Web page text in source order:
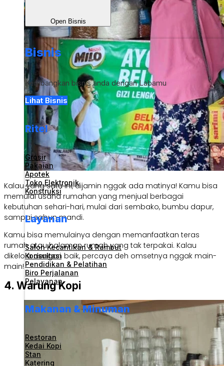
Open Bisnis
Bisnis
Kembangkan bisnis anda dengan Labamu
Lihat Bisnis
Ritel
Grosir
Pakaian
Apotek
Toko Elektronik
Konstruksi
Layanan
Salon Kecantikan & Rambut
Konsultasi
Pendidikan & Pelatihan
Biro Perjalanan
Pelayanan
Makanan & Minuman
Restoran
Kedai Kopi
Stan
Katering
Kalau yang satu ini, dijamin nggak ada matinya! Kamu bisa
memulai usaha rumahan yang menjual berbagai
kebutuhan sehari-hari, mulai dari sembako, bumbu dapur,
sampai sabun mandi.
Kamu bisa memulainya dengan memanfaatkan teras
rumah atau halaman rumah yang tak terpakai. Kalau
dikelola dengan baik, percaya deh omsetnya nggak main-
main!
4. Warung Kopi